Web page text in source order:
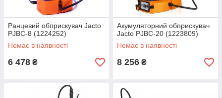
Ранцевий обприскувач Jacto
PJBC-8 (1224252)
Немає в наявності
6 478 ₴
Акумуляторний обприскувач
Jacto PJBC-20 (1223809)
Немає в наявності
8 256 ₴